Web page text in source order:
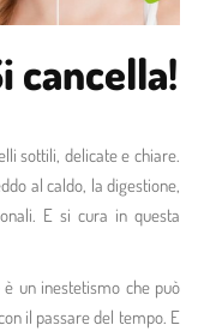
cancella!
sottili, delicate e chiare.
al caldo, la digestione,
E si cura in questa
un inestetismo che può
il passare del tempo. E